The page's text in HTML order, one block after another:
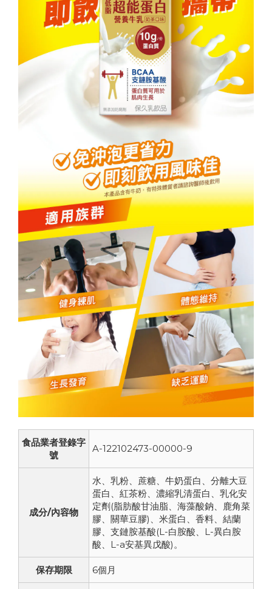
食品業者登錄字
號
A-122102473-00000-9
成分/內容物
水、乳粉、蔗糖、牛奶蛋白、分離大豆
蛋白、紅茶粉、濃縮乳清蛋白、乳化安
定劑(脂肪酸甘油脂、海藻酸鈉、鹿角菜
膠、關華豆膠)、米蛋白、香料、結蘭
膠、支鏈胺基酸(L-白胺酸、L-異白胺
酸、L-a安基異戊酸)。
保存期限 6個月